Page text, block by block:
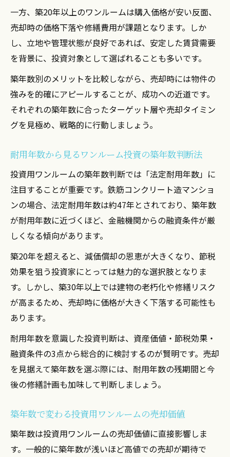
一方、築20年以上のワンルームは購入価格が安い反面、
売却時の価格下落や修繕費用が課題となります。しか
し、立地や管理状態が良好であれば、安定した賃貸需要
を背景に、投資対象として選ばれることも多いです。
築年数別のメリットを比較しながら、売却時には物件の
強みを的確にアピールすることが、成功への近道です。
それぞれの築年数に合ったターゲット層や売却タイミン
グを見極め、戦略的に行動しましょう。
耐用年数から見るワンルーム投資の築年数判断法
投資用ワンルームの築年数判断では「法定耐用年数」に
注目することが重要です。鉄筋コンクリート造マンショ
ンの場合、法定耐用年数は約47年とされており、築年数
が耐用年数に近づくほど、金融機関からの融資条件が厳
しくなる傾向があります。
築20年を超えると、減価償却の恩恵が大きくなり、節税
効果を狙う投資家にとっては魅力的な選択肢となりま
す。しかし、築30年以上では建物の老朽化や修繕リスク
が高まるため、売却時に価格が大きく下落する可能性も
あります。
耐用年数を意識した投資判断は、資産価値・節税効果・
融資条件の3点から総合的に検討するのが賢明です。売却
を見据えて築年数を選ぶ際には、耐用年数の残期間と今
後の修繕計画も加味して判断しましょう。
築年数で変わる投資用ワンルームの売却価値
築年数は投資用ワンルームの売却価値に直接影響しま
す。一般的に築年数が浅いほど高値での売却が期待で